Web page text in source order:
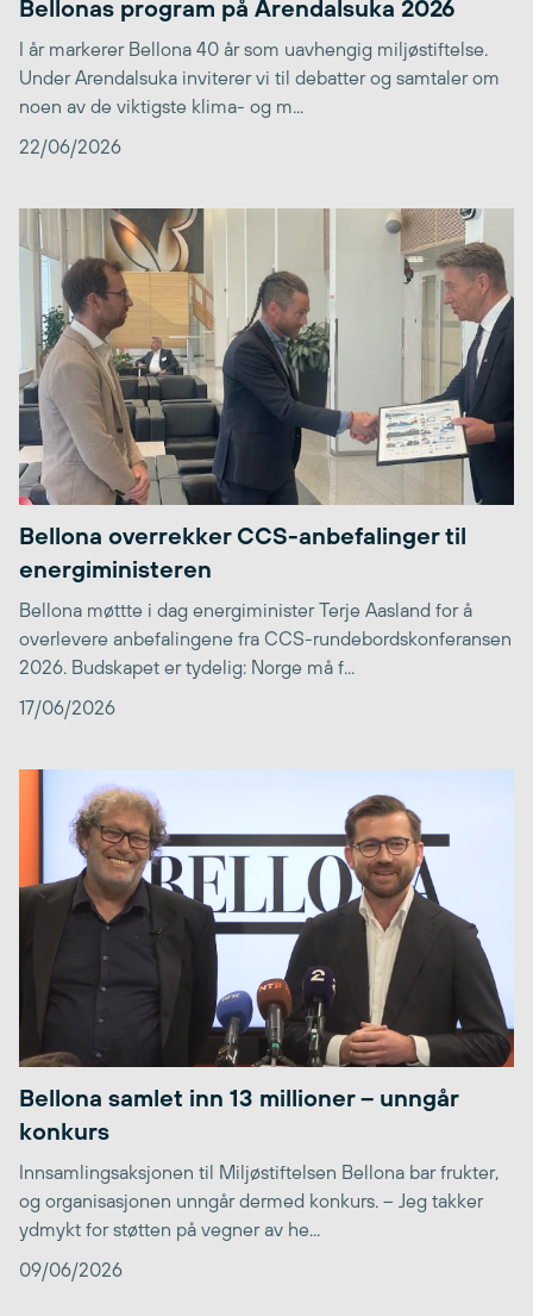
Bellonas program på Arendalsuka 2026
I år markerer Bellona 40 år som uavhengig miljøstiftelse.
Under Arendalsuka inviterer vi til debatter og samtaler om
noen av de viktigste klima- og m...
22/06/2026
Bellona overrekker CCS-anbefalinger til
energiministeren
Bellona møttte i dag energiminister Terje Aasland for å
overlevere anbefalingene fra CCS-rundebordskonferansen
2026. Budskapet er tydelig: Norge må f...
17/06/2026
Bellona samlet inn 13 millioner – unngår
konkurs
Innsamlingsaksjonen til Miljøstiftelsen Bellona bar frukter,
og organisasjonen unngår dermed konkurs. – Jeg takker
ydmykt for støtten på vegner av he...
09/06/2026